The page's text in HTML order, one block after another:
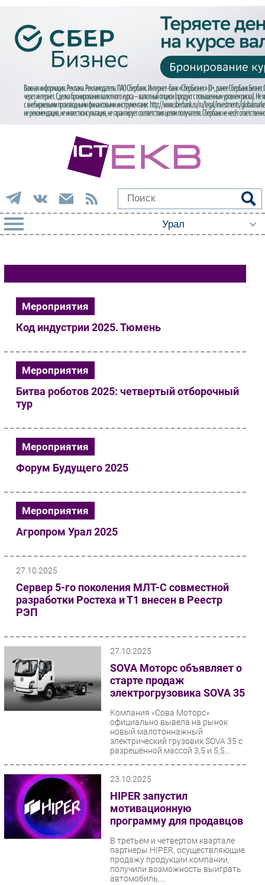
Импорто­замещение
Автоматизация Промышленности
Интернет
Мобильная связь
Интеграция
Рынок ПК
Маркетинг
Оборудование
ПО
Outsourcing
Финансы
Web
Гаджеты
Здоровье
РАЗДЕЛЫ
Новости
Аналитика
Интервью
Каталог компаний
Мероприятия
Код индустрии 2025. Тюмень
Мероприятия
Битва роботов 2025: четвертый отборочный
тур
Мероприятия
Форум Будущего 2025
Мероприятия
Агропром Урал 2025
27.10.2025
Сервер 5-го поколения МЛТ-С совместной
разработки Ростеха и Т1 внесен в Реестр
РЭП
27.10.2025
SOVA Моторс объявляет о
старте продаж
электрогрузовика SOVA 35
Компания «Сова Моторс»
официально вывела на рынок
новый малотоннажный
электрический грузовик SOVA 35 с
разрешённой массой 3,5 и 5,5...
23.10.2025
HIPER запустил
мотивационную
программу для продавцов
В третьем и четвертом квартале
партнеры HIPER, осуществляющие
продажу продукции компании,
получили возможность выиграть
автомобиль,...